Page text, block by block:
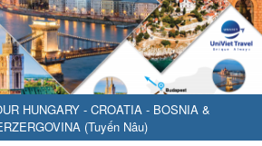
HUNGARY - CROATIA - BOSNIA &
(Tuyến Nâu)